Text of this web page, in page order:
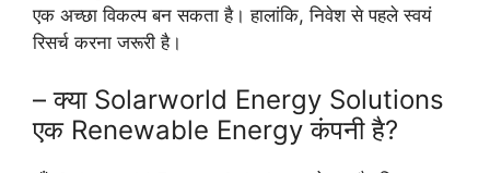
एक अच्छा विकल्प बन सकता है। हालांकि, निवेश से पहले स्वयं
रिसर्च करना जरूरी है।
– क्या Solarworld Energy Solutions
एक Renewable Energy कंपनी है?